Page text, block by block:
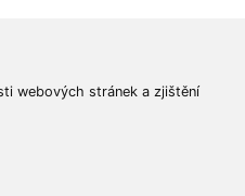
webových stránek a zjištění